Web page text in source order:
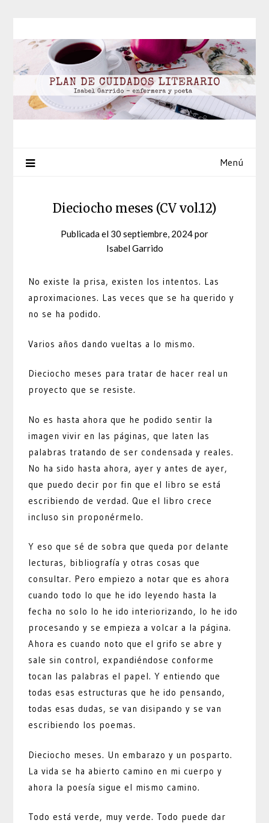
contenido
Menú
Dieciocho meses (CV vol.12)
Publicada el 30 septiembre, 2024por
Isabel Garrido
No existe la prisa, existen los intentos. Las
aproximaciones. Las veces que se ha querido y
no se ha podido.
Varios años dando vueltas a lo mismo.
Dieciocho meses para tratar de hacer real un
proyecto que se resiste.
No es hasta ahora que he podido sentir la
imagen vivir en las páginas, que laten las
palabras tratando de ser condensada y reales.
No ha sido hasta ahora, ayer y antes de ayer,
que puedo decir por fin que el libro se está
escribiendo de verdad. Que el libro crece
incluso sin proponérmelo.
Y eso que sé de sobra que queda por delante
lecturas, bibliografía y otras cosas que
consultar. Pero empiezo a notar que es ahora
cuando todo lo que he ido leyendo hasta la
fecha no solo lo he ido interiorizando, lo he ido
procesando y se empieza a volcar a la página.
Ahora es cuando noto que el grifo se abre y
sale sin control, expandiéndose conforme
tocan las palabras el papel. Y entiendo que
todas esas estructuras que he ido pensando,
todas esas dudas, se van disipando y se van
escribiendo los poemas.
Dieciocho meses. Un embarazo y un posparto.
La vida se ha abierto camino en mi cuerpo y
ahora la poesía sigue el mismo camino.
Todo está verde, muy verde. Todo puede dar